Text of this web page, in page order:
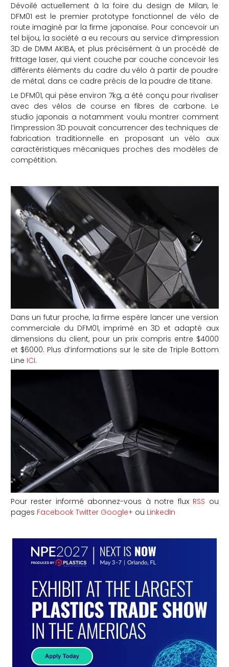
Dévoilé actuellement à la foire du design de Milan, le
DFM01 est le premier prototype fonctionnel de vélo de
route imaginé par la firme japonaise. Pour concevoir un
tel bijou, la société a eu recours au service d’impression
3D de DMM AKIBA, et plus précisément à un procédé de
frittage laser, qui vient couche par couche concevoir les
différents éléments du cadre du vélo à partir de poudre
de métal; dans ce cadre précis de la poudre de titane.
Le DFM01, qui pèse environ 7kg, a été conçu pour rivaliser
avec des vélos de course en fibres de carbone. Le
studio japonais a notamment voulu montrer comment
l’impression 3D pouvait concurrencer des techniques de
fabrication traditionnelle en proposant un vélo aux
caractéristiques mécaniques proches des modèles de
compétition.
Dans un futur proche, la firme espère lancer une version
commerciale du DFM01, imprimé en 3D et adapté aux
dimensions du client, pour un prix compris entre $4000
et $6000. Plus d’informations sur le site de Triple Bottom
Line ICI.
Pour rester informé abonnez-vous à notre flux RSS ou
pages Facebook Twitter Google+ ou LinkedIn